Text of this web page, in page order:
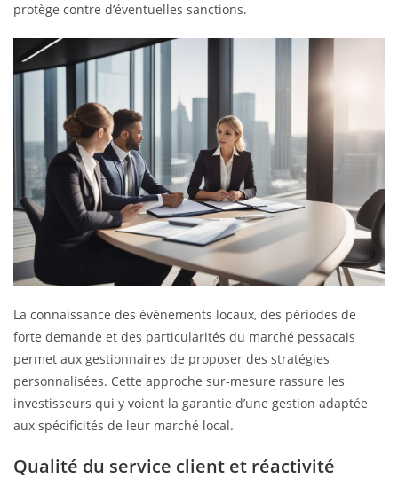
protège contre d’éventuelles sanctions.
La connaissance des événements locaux, des périodes de
forte demande et des particularités du marché pessacais
permet aux gestionnaires de proposer des stratégies
personnalisées. Cette approche sur-mesure rassure les
investisseurs qui y voient la garantie d’une gestion adaptée
aux spécificités de leur marché local.
Qualité du service client et réactivité